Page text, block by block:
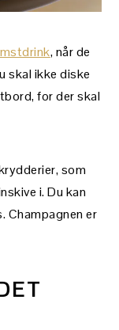
, når de
skal ikke diske
for der skal
som
i. Du kan
Champagnen er